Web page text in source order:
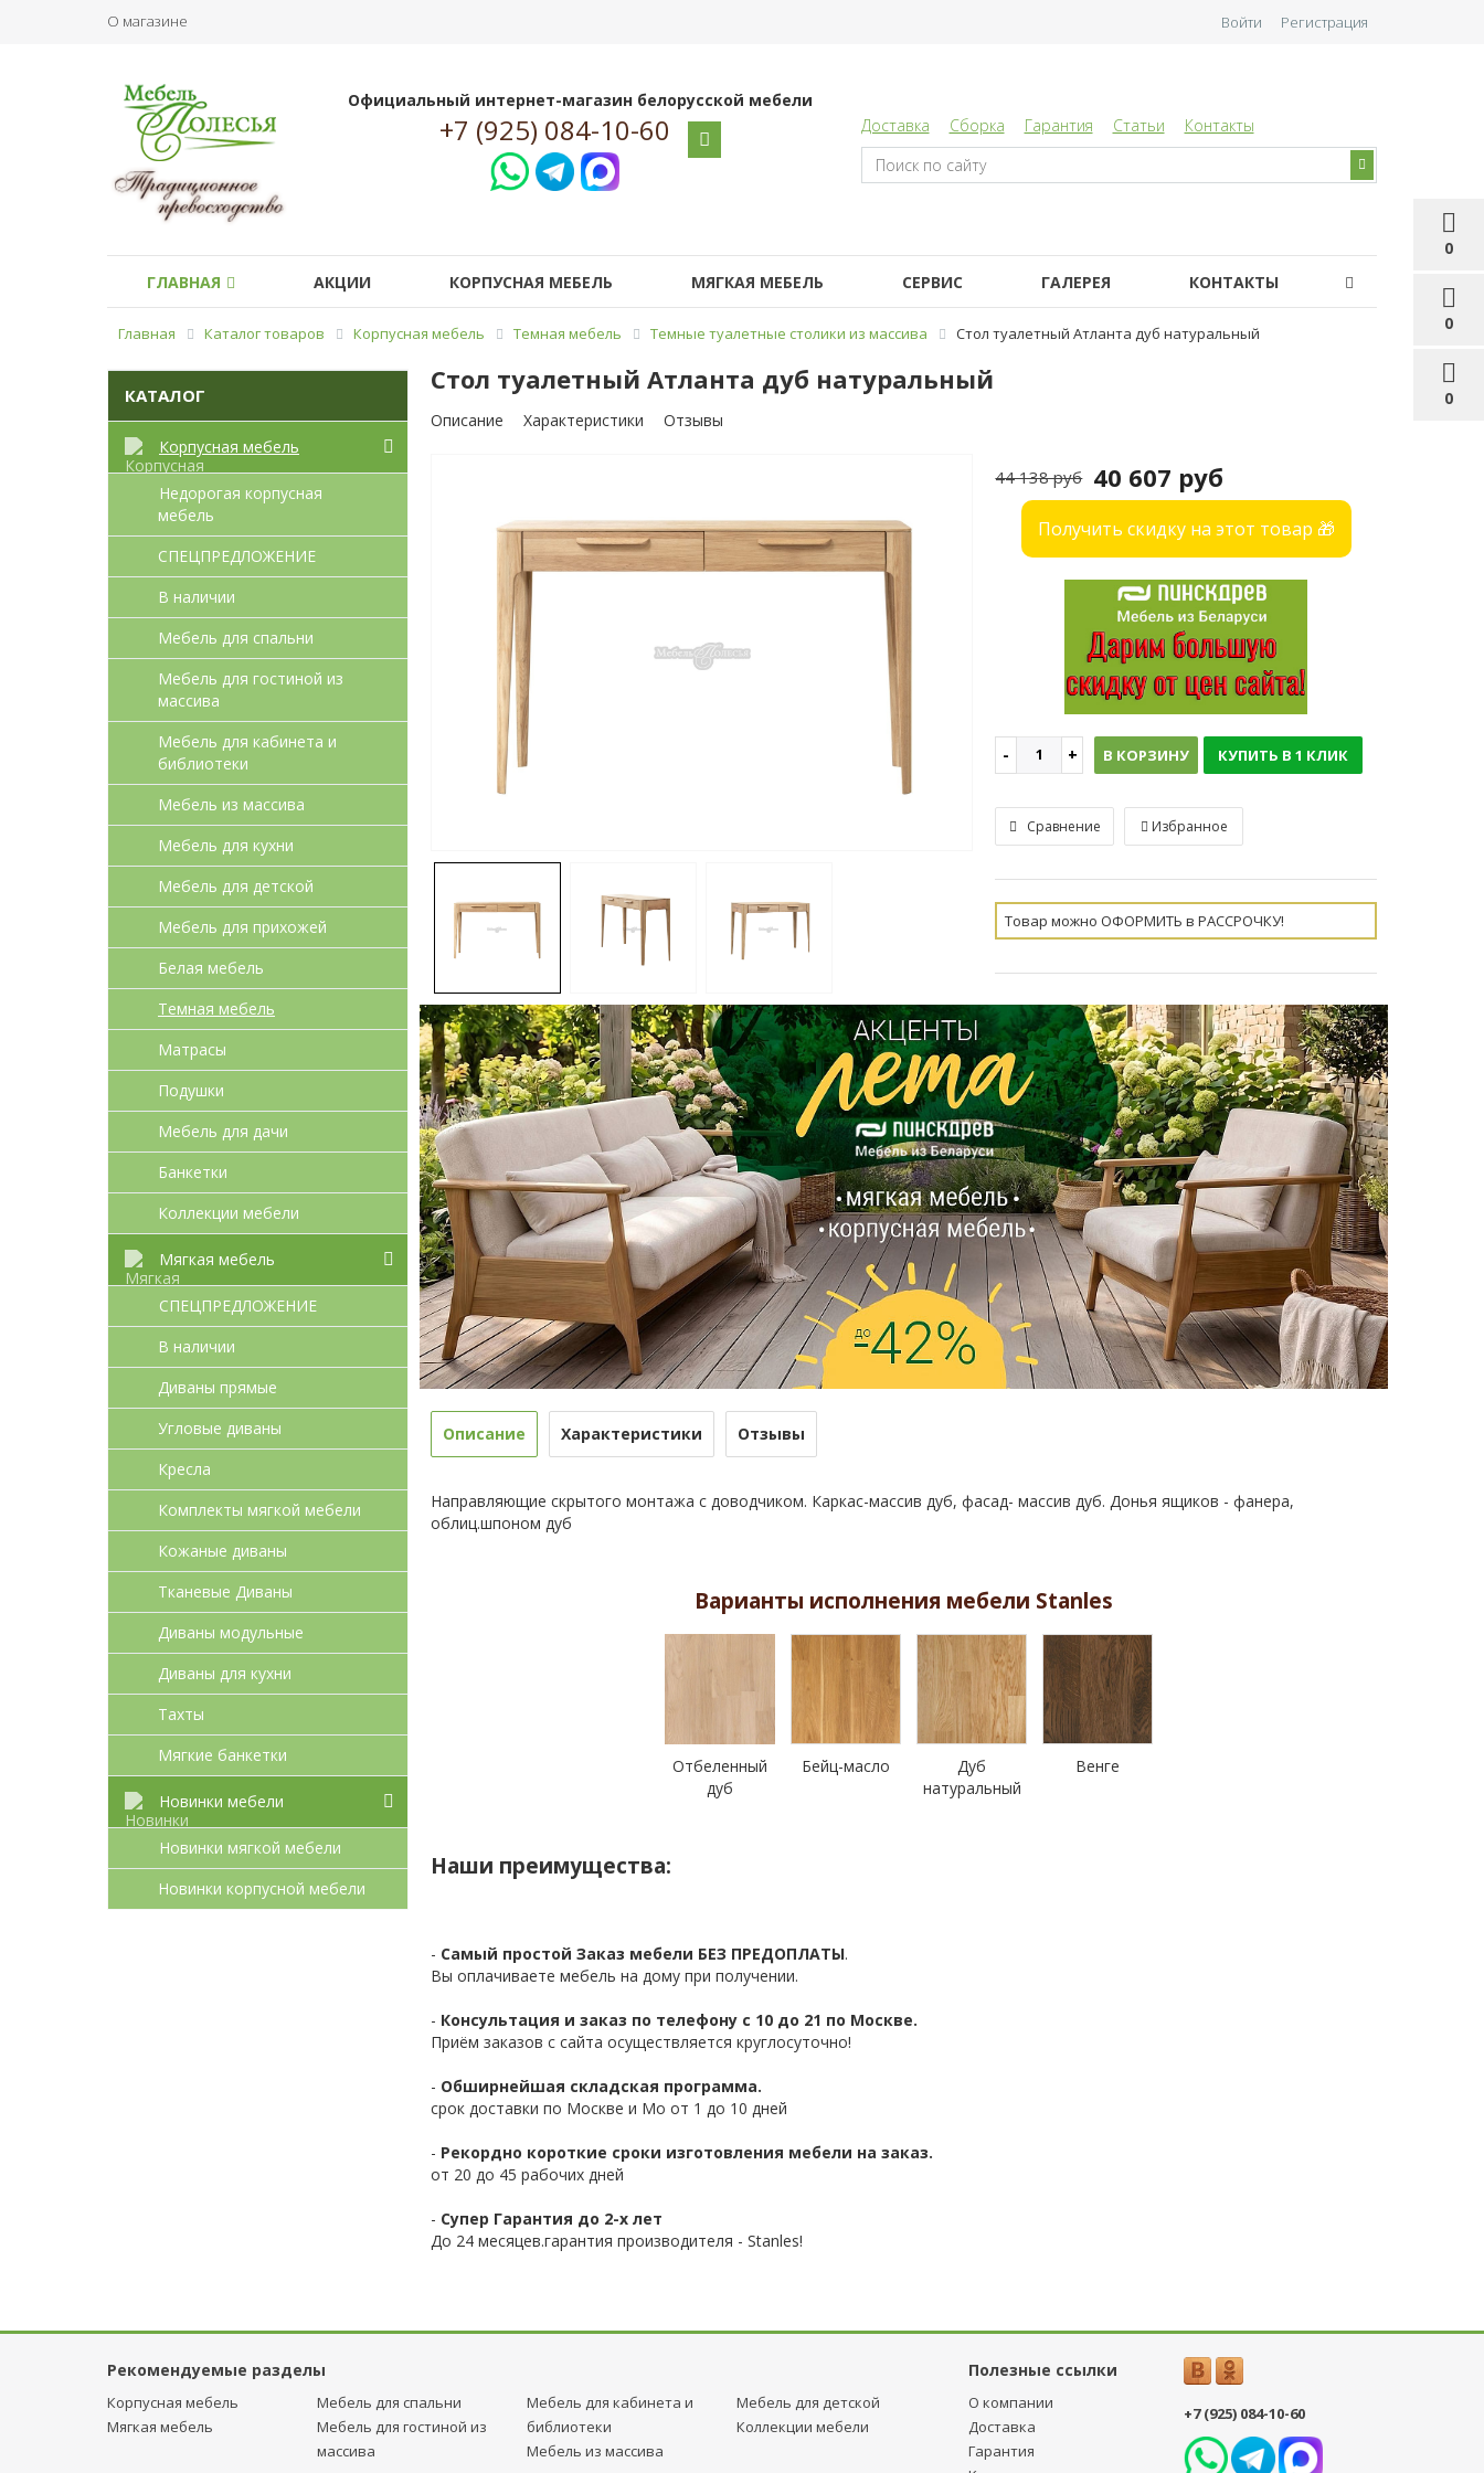
О магазине
0
0
0
Войти Регистрация
Официальный интернет-магазин белорусской мебели
+7 (925) 084-10-60 Доставка Сборка Гарантия Статьи Контакты
ГЛАВНАЯ АКЦИИ КОРПУСНАЯ МЕБЕЛЬ МЯГКАЯ МЕБЕЛЬ СЕРВИС ГАЛЕРЕЯ КОНТАКТЫ
Главная Каталог товаров Корпусная мебель Темная мебель Темные туалетные столики из массива Стол туалетный Атланта дуб натуральный
КАТАЛОГ
Корпусная мебель
Недорогая корпусная
мебель
СПЕЦПРЕДЛОЖЕНИЕ
В наличии
Мебель для спальни
Мебель для гостиной из
массива
Мебель для кабинета и
библиотеки
Мебель из массива
Мебель для кухни
Мебель для детcкой
Мебель для прихожей
Белая мебель
Темная мебель
Матрасы
Подушки
Мебель для дачи
Банкетки
Коллекции мебели
Мягкая мебель
СПЕЦПРЕДЛОЖЕНИЕ
В наличии
Диваны прямые
Угловые диваны
Кресла
Комплекты мягкой мебели
Кожаные диваны
Тканевые Диваны
Диваны модульные
Диваны для кухни
Тахты
Мягкие банкетки
Новинки мебели
Новинки мягкой мебели
Новинки корпусной мебели
Стол туалетный Атланта дуб натуральный
Описание Характеристики Отзывы
40 607 руб
44 138 руб
Получить скидку на этот товар 🎁
В КОРЗИНУ КУПИТЬ В 1 КЛИК
Сравнение Избранное
Товар можно ОФОРМИТЬ в РАССРОЧКУ!
Описание Характеристики Отзывы
Направляющие скрытого монтажа с доводчиком. Каркас-массив дуб, фасад- массив дуб. Донья ящиков - фанера,
облиц.шпоном дуб
Варианты исполнения мебели Stanles
Отбеленный
дуб
Бейц-масло
Дуб
натуральный
Венге
Наши преимущества:
- Самый простой Заказ мебели БЕЗ ПРЕДОПЛАТЫ.
Вы оплачиваете мебель на дому при получении.
- Консультация и заказ по телефону с 10 до 21 по Москве.
Приём заказов с сайта осуществляется круглосуточно!
- Обширнейшая складская программа.
срок доставки по Москве и Мо от 1 до 10 дней
- Рекордно короткие сроки изготовления мебели на заказ.
от 20 до 45 рабочих дней
- Супер Гарантия до 2-х лет
До 24 месяцев.гарантия производителя - Stanles!
Рекомендуемые разделы Полезные ссылки
Корпусная мебель
Мягкая мебель
Мебель для спальни
Мебель для гостиной из
массива
Мебель для кабинета и
библиотеки
Мебель из массива
Мебель для детcкой
Коллекции мебели
О компании
Доставка
Гарантия
+7 (925) 084-10-60